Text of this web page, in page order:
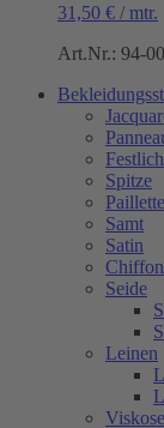
31,50 € / mtr.
Art.Nr.: 94-
Spitze
Samt
Satin
Chiffon
Seide
Leinen
Viskose